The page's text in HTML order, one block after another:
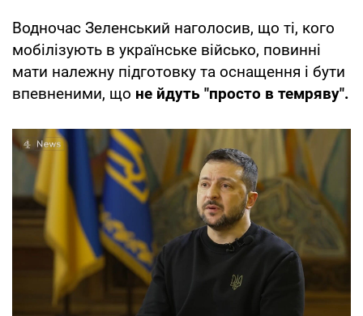
Водночас Зеленський наголосив, що ті, кого
мобілізують в українське військо, повинні
мати належну підготовку та оснащення і бути
впевненими, що не йдуть "просто в темряву".